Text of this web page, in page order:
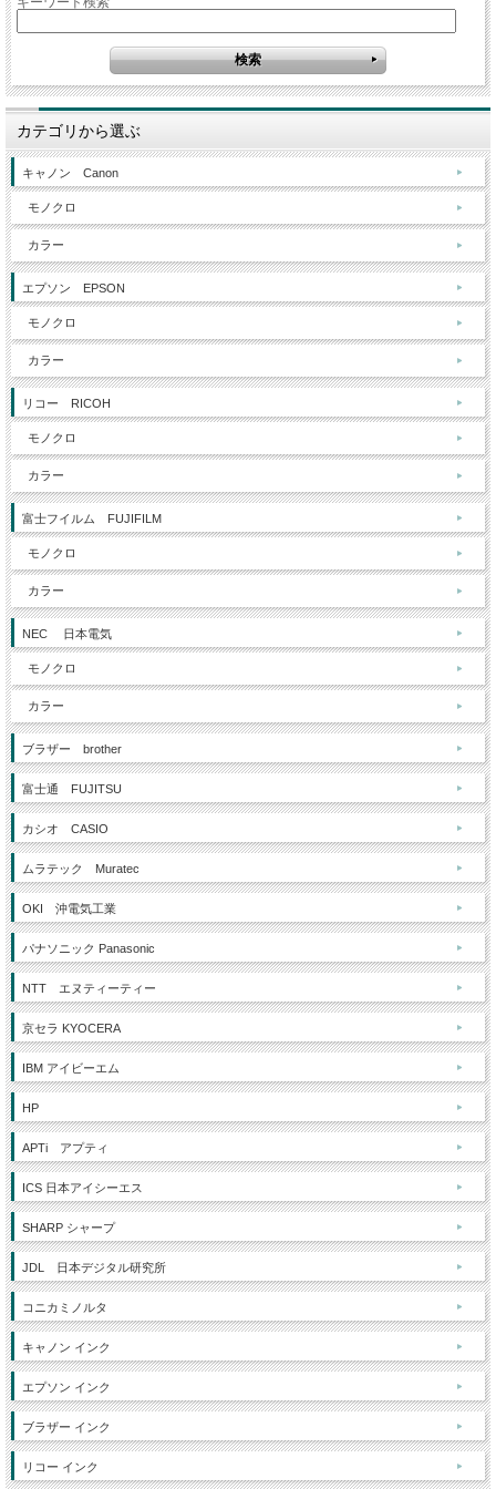
カテゴリから選ぶ
キャノン Canon
モノクロ
カラー
エプソン EPSON
モノクロ
カラー
リコー RICOH
モノクロ
カラー
富士フイルム FUJIFILM
モノクロ
カラー
NEC 日本電気
モノクロ
カラー
ブラザー brother
富士通 FUJITSU
カシオ CASIO
ムラテック Muratec
OKI 沖電気工業
パナソニック Panasonic
NTT エヌティーティー
京セラ KYOCERA
IBM アイビーエム
HP
APTi アプティ
ICS 日本アイシーエス
SHARP シャープ
JDL 日本デジタル研究所
コニカミノルタ
キャノン インク
エプソン インク
ブラザー インク
リコー インク